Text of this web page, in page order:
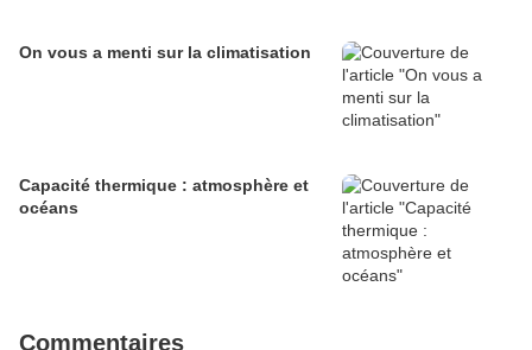
On vous a menti sur la climatisation
Capacité thermique : atmosphère et
océans
Commentaires